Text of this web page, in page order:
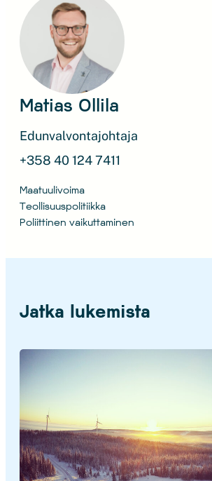
Matias Ollila
Edunvalvontajohtaja
+358 40 124 7411
Maatuulivoima
Teollisuuspolitiikka
Poliittinen vaikuttaminen
Jatka lukemista